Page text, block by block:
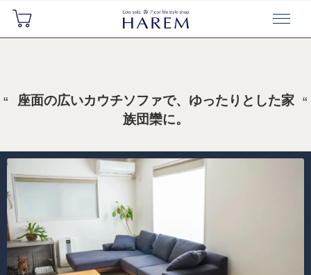
座面の広いカウチソファで、ゆったりとした家
族団欒に。